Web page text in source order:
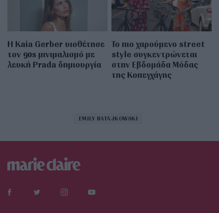
Η Kaia Gerber υιοθέτησε
τον 90s μινιμαλισμό με
λευκή Prada δημιουργία
Το πιο χαρούμενο street
style συγκεντρώνεται
στην Εβδομάδα Μόδας
της Κοπεγχάγης
EMILY RATAJKOWSKI